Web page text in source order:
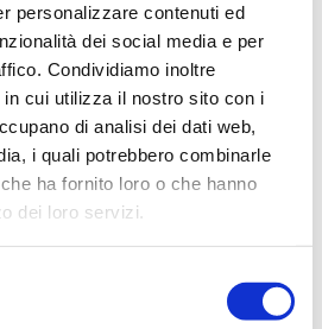
personalizzare contenuti ed
dei social media e per
Condividiamo inoltre
cui utilizza il nostro sito con i
di analisi dei dati web,
i quali potrebbero combinarle
ha fornito loro o che hanno
dei loro servizi.
esocietarie